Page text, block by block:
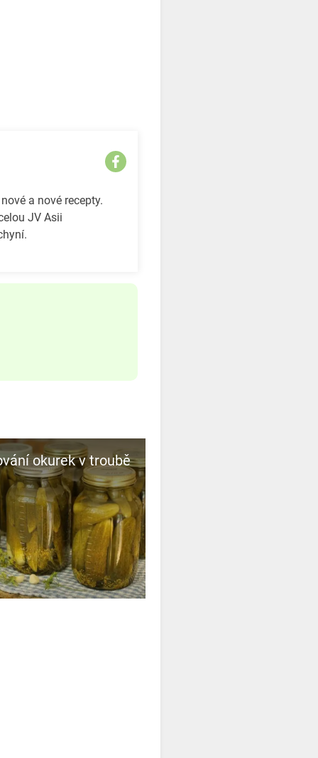
a nové recepty.
JV Asii
okurek v troubě